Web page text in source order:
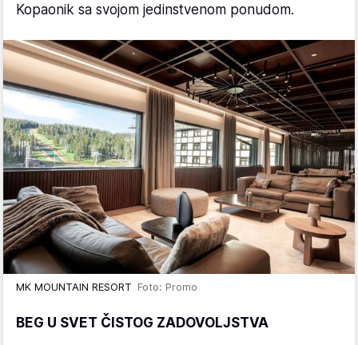
Kopaonik sa svojom jedinstvenom ponudom.
MK MOUNTAIN RESORT Foto: Promo
BEG U SVET ČISTOG ZADOVOLJSTVA